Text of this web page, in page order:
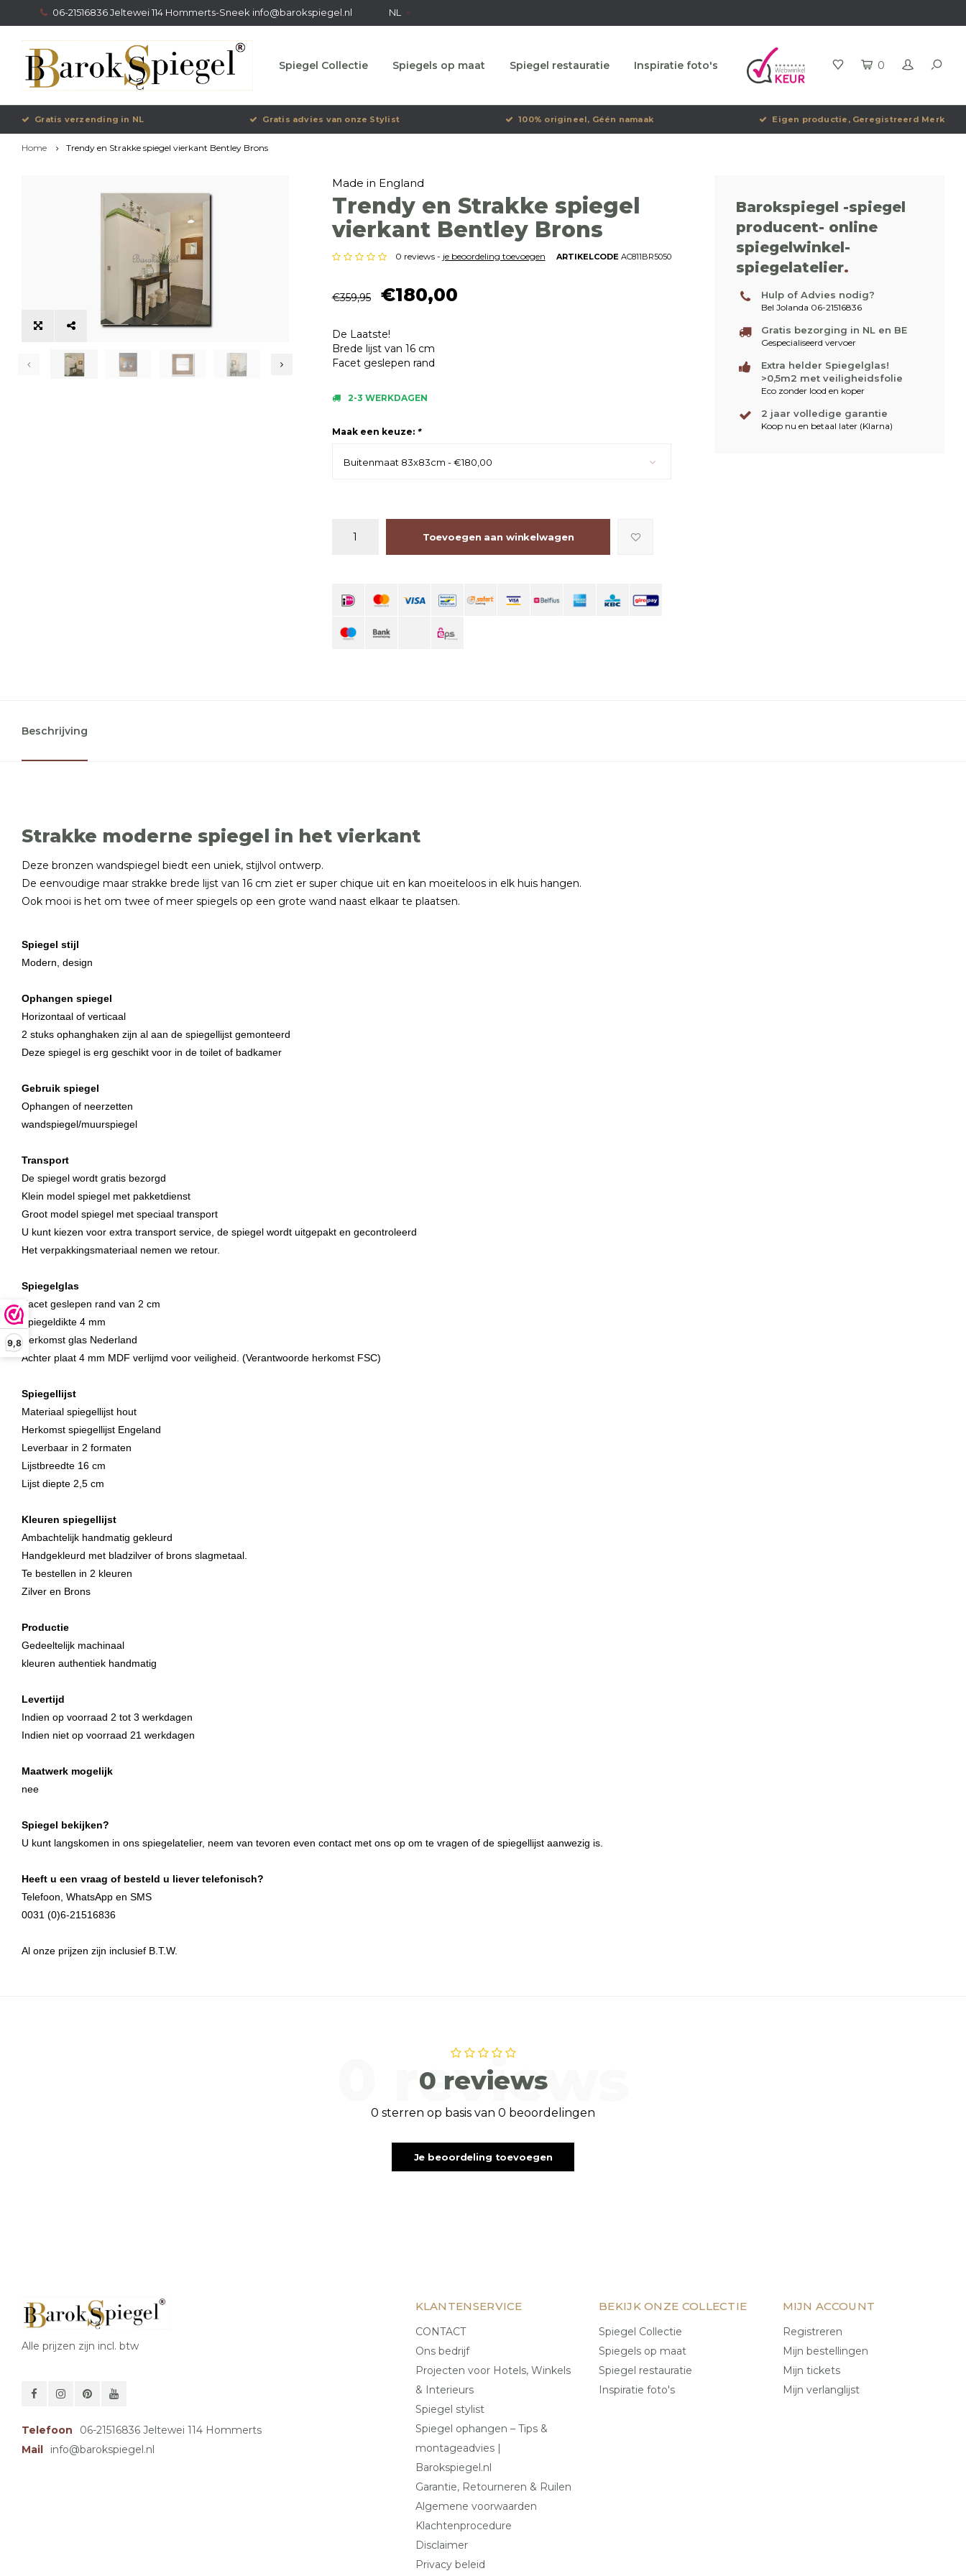
9,8
06-21516836 Jeltewei 114 Hommerts-Sneek info@barokspiegel.nl NL
Spiegel Collectie Spiegels op maat Spiegel restauratie Inspiratie foto's 0
Gratis verzending in NL Gratis advies van onze Stylist 100% origineel, Géén namaak Eigen productie, Geregistreerd Merk
Home Trendy en Strakke spiegel vierkant Bentley Brons
Made in England
Trendy en Strakke spiegel
vierkant Bentley Brons
0 reviews - je beoordeling toevoegen ARTIKELCODEAC811BR5050
€359,95 €180,00
De Laatste!
Brede lijst van 16 cm
Facet geslepen rand
2-3 WERKDAGEN
Maak een keuze: *
Buitenmaat 83x83cm - €180,00
Toevoegen aan winkelwagen
Barokspiegel -spiegel
producent- online
spiegelwinkel-
spiegelatelier.
Hulp of Advies nodig?
Bel Jolanda 06-21516836
Gratis bezorging in NL en BE
Gespecialiseerd vervoer
Extra helder Spiegelglas!
>0,5m2 met veiligheidsfolie
Eco zonder lood en koper
2 jaar volledige garantie
Koop nu en betaal later (Klarna)
Beschrijving
Strakke moderne spiegel in het vierkant
Deze bronzen wandspiegel biedt een uniek, stijlvol ontwerp.
De eenvoudige maar strakke brede lijst van 16 cm ziet er super chique uit en kan moeiteloos in elk huis hangen.
Ook mooi is het om twee of meer spiegels op een grote wand naast elkaar te plaatsen.
Spiegel stijl
Modern, design
Ophangen spiegel
Horizontaal of verticaal
2 stuks ophanghaken zijn al aan de spiegellijst gemonteerd
Deze spiegel is erg geschikt voor in de toilet of badkamer
Gebruik spiegel
Ophangen of neerzetten
wandspiegel/muurspiegel
Transport
De spiegel wordt gratis bezorgd
Klein model spiegel met pakketdienst
Groot model spiegel met speciaal transport
U kunt kiezen voor extra transport service, de spiegel wordt uitgepakt en gecontroleerd
Het verpakkingsmateriaal nemen we retour.
Spiegelglas
Facet geslepen rand van 2 cm
Spiegeldikte 4 mm
Herkomst glas Nederland
Achter plaat 4 mm MDF verlijmd voor veiligheid. (Verantwoorde herkomst FSC)
Spiegellijst
Materiaal spiegellijst hout
Herkomst spiegellijst Engeland
Leverbaar in 2 formaten
Lijstbreedte 16 cm
Lijst diepte 2,5 cm
Kleuren spiegellijst
Ambachtelijk handmatig gekleurd
Handgekleurd met bladzilver of brons slagmetaal.
Te bestellen in 2 kleuren
Zilver en Brons
Productie
Gedeeltelijk machinaal
kleuren authentiek handmatig
Levertijd
Indien op voorraad 2 tot 3 werkdagen
Indien niet op voorraad 21 werkdagen
Maatwerk mogelijk
nee
Spiegel bekijken?
U kunt langskomen in ons spiegelatelier, neem van tevoren even contact met ons op om te vragen of de spiegellijst aanwezig is.
Heeft u een vraag of besteld u liever telefonisch?
Telefoon, WhatsApp en SMS
0031 (0)6-21516836
Al onze prijzen zijn inclusief B.T.W.
0 reviews
0 reviews
0 sterren op basis van 0 beoordelingen
Je beoordeling toevoegen
Alle prijzen zijn incl. btw
Telefoon
06-21516836 Jeltewei 114 Hommerts
Mail
info@barokspiegel.nl
KLANTENSERVICE
CONTACT
Ons bedrijf
Projecten voor Hotels, Winkels
& Interieurs
Spiegel stylist
Spiegel ophangen – Tips &
montageadvies |
Barokspiegel.nl
Garantie, Retourneren & Ruilen
Algemene voorwaarden
Klachtenprocedure
Disclaimer
Privacy beleid
BEKIJK ONZE COLLECTIE
Spiegel Collectie
Spiegels op maat
Spiegel restauratie
Inspiratie foto's
MIJN ACCOUNT
Registreren
Mijn bestellingen
Mijn tickets
Mijn verlanglijst